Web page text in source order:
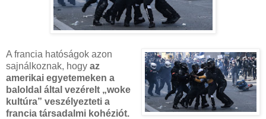
A francia hatóságok azon
sajnálkoznak, hogy az
amerikai egyetemeken a
baloldal által vezérelt „woke
kultúra” veszélyezteti a
francia társadalmi kohéziót.